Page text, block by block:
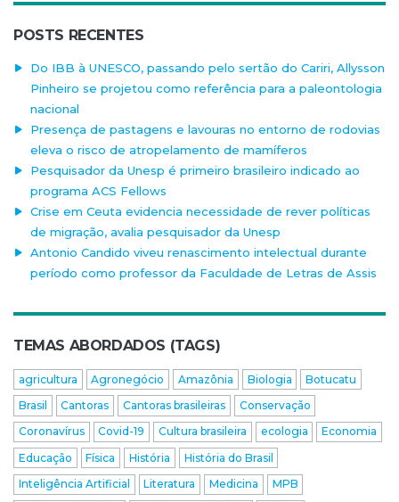
POSTS RECENTES
Do IBB à UNESCO, passando pelo sertão do Cariri, Allysson
Pinheiro se projetou como referência para a paleontologia
nacional
Presença de pastagens e lavouras no entorno de rodovias
eleva o risco de atropelamento de mamíferos
Pesquisador da Unesp é primeiro brasileiro indicado ao
programa ACS Fellows
Crise em Ceuta evidencia necessidade de rever políticas
de migração, avalia pesquisador da Unesp
Antonio Candido viveu renascimento intelectual durante
período como professor da Faculdade de Letras de Assis
TEMAS ABORDADOS (TAGS)
agricultura Agronegócio Amazônia Biologia
Botucatu
Brasil
Cantoras Cantoras brasileiras
Conservação
Coronavírus
Covid-19 Cultura brasileira ecologia
Economia
Educação
Física História
História do Brasil
Inteligência Artificial
Literatura Medicina
MPB